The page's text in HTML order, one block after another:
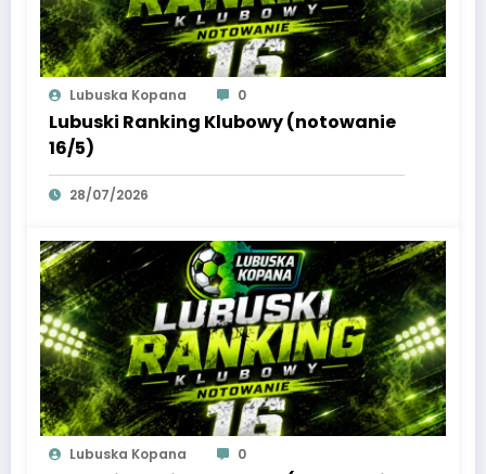
Lubuska Kopana 0
Lubuski Ranking Klubowy (notowanie
16/5)
28/07/2026
Lubuska Kopana 0